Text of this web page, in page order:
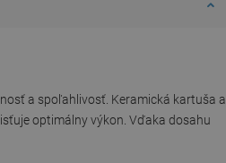
a spoľahlivosť. Keramická kartuša a
optimálny výkon. Vďaka dosahu